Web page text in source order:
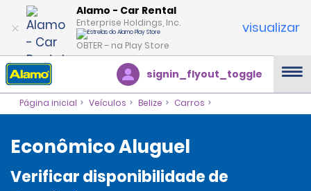
Alamo - Car Rental
Enterprise Holdings, Inc.
OBTER – na Play Store
visualizar
signin_flyout_toggle
Página inicial Veículos Belize Carros
Econômico Aluguel
Verificar disponibilidade de